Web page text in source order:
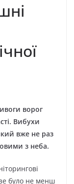
ворог
Вибухи
вже не раз
з неба.
було не менш